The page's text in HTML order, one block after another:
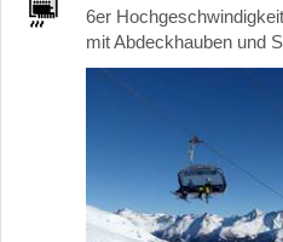
6er
mit Abdeckhauben und